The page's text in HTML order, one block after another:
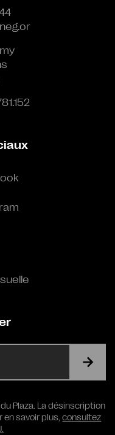
Plaza. La désinscription
en savoir plus,consultez